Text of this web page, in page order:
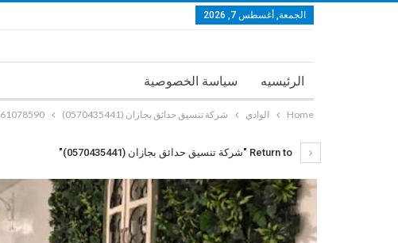
الجمعة, أغسطس 7, 2026
الرئيسيه سياسة الخصوصية
Home الوادي شركة تنسيق حدائق بجازان (0570435441) 61078590_1439657509509676_8894398819249160192_n